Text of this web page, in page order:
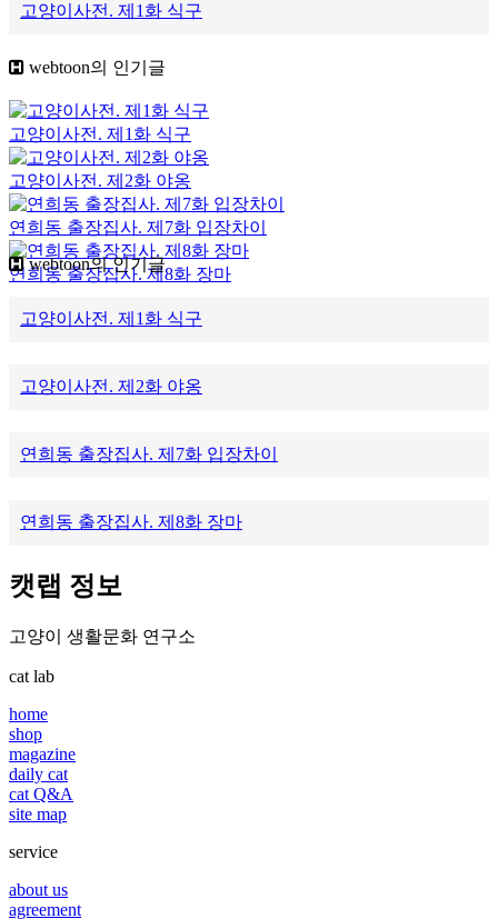
고양이사전. 제1화 식구
webtoon의 인기글
고양이사전. 제1화 식구
고양이사전. 제2화 야옹
연희동 출장집사. 제7화 입장차이
연희동 출장집사. 제8화 장마
webtoon의 인기글
고양이사전. 제1화 식구
고양이사전. 제2화 야옹
연희동 출장집사. 제7화 입장차이
연희동 출장집사. 제8화 장마
캣랩 정보
고양이 생활문화 연구소
cat lab
home
shop
magazine
daily cat
cat Q&A
site map
service
about us
agreement